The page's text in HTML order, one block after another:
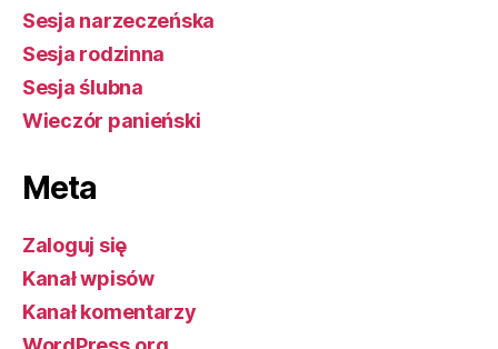
Sesja narzeczeńska
Sesja rodzinna
Sesja ślubna
Wieczór panieński
Meta
Zaloguj się
Kanał wpisów
Kanał komentarzy